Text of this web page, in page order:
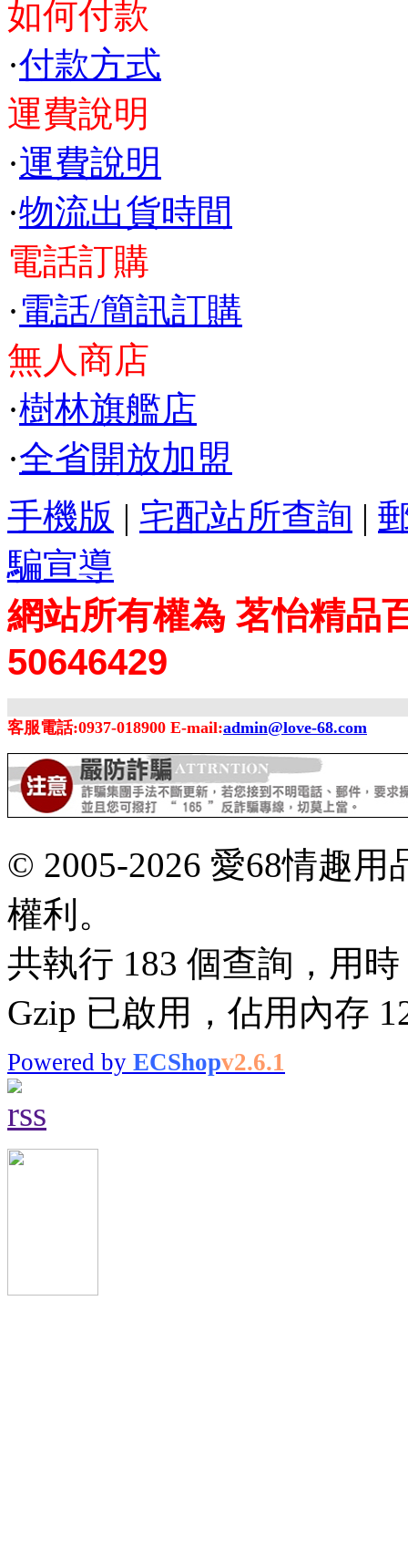
如何付款
·付款方式
運費說明
·運費說明
·物流出貨時間
電話訂購
·電話/簡訊訂購
無人商店
·樹林旗艦店
·全省開放加盟
手機版 | 宅配站所查詢 |
騙宣導
網站所有權為 茗怡精品
50646429
客服電話:0937-018900 E-mail:admin@love-68.com
© 2005-2026 愛68情趣
權利。
共執行 183 個查詢，用
Gzip 已啟用，佔用內存
Powered by ECShopv2.6.1